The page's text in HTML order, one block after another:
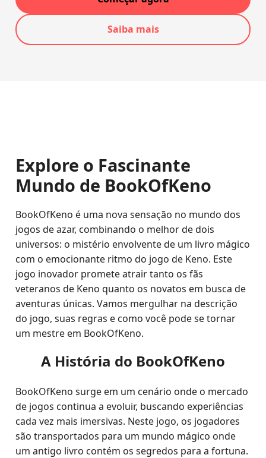
Saiba mais
Explore o Fascinante
Mundo de BookOfKeno
BookOfKeno é uma nova sensação no mundo dos
jogos de azar, combinando o melhor de dois
universos: o mistério envolvente de um livro mágico
com o emocionante ritmo do jogo de Keno. Este
jogo inovador promete atrair tanto os fãs
veteranos de Keno quanto os novatos em busca de
aventuras únicas. Vamos mergulhar na descrição
do jogo, suas regras e como você pode se tornar
um mestre em BookOfKeno.
A História do BookOfKeno
BookOfKeno surge em um cenário onde o mercado
de jogos continua a evoluir, buscando experiências
cada vez mais imersivas. Neste jogo, os jogadores
são transportados para um mundo mágico onde
um antigo livro contém os segredos para a fortuna.